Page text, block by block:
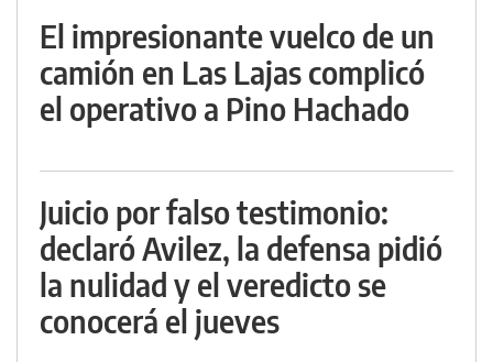
El impresionante vuelco de un
camión en Las Lajas complicó
el operativo a Pino Hachado
Juicio por falso testimonio:
declaró Avilez, la defensa pidió
la nulidad y el veredicto se
conocerá el jueves